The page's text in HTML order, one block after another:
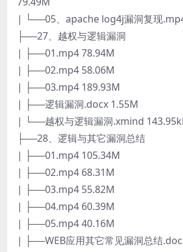
| └──05、apache log4j漏洞复现
├──27、越权与逻辑漏洞
| ├──01.mp4 78.94M
| ├──02.mp4 58.06M
| ├──03.mp4 189.93M
| ├──逻辑漏洞.docx 1.55M
| └──越权与逻辑漏洞.xmind
├──28、逻辑与其它漏洞总结
| ├──01.mp4 105.34M
| ├──02.mp4 68.31M
| ├──03.mp4 55.82M
| ├──04.mp4 60.39M
| ├──05.mp4 40.16M
| ├──WEB应用其它常见漏洞总结